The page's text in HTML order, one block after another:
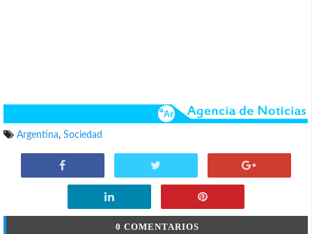
Argentina, Sociedad
0 COMENTARIOS